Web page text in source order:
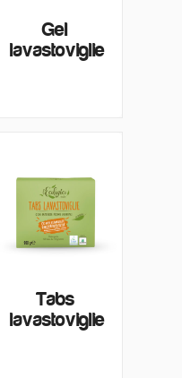
Gel
lavastoviglie
Tabs
lavastoviglie